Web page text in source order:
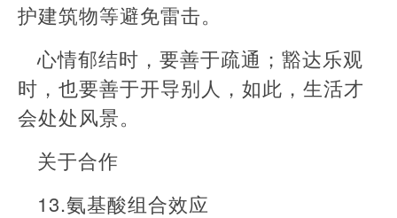
护建筑物等避免雷击。
心情郁结时，要善于疏通；豁达乐观
时，也要善于开导别人，如此，生活才
会处处风景。
关于合作
13.氨基酸组合效应